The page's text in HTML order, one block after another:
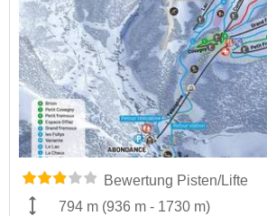
Bewertung Pisten/Lifte
794 m (936 m - 1730 m)